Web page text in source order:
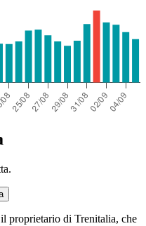
proprietario di Trenitalia, che